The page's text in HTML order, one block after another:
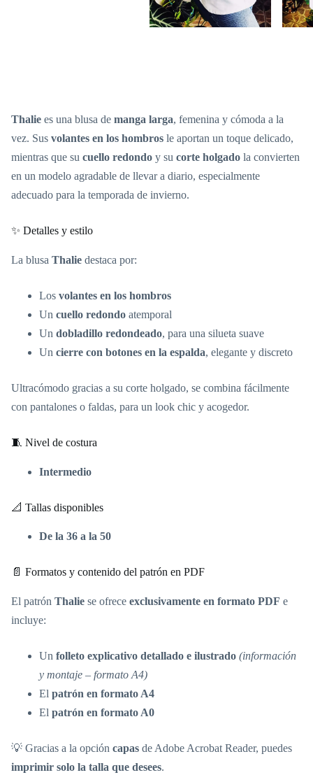
Thalie es una blusa de manga larga, femenina y cómoda a la
vez. Sus volantes en los hombros le aportan un toque delicado,
mientras que su cuello redondo y su corte holgado la convierten
en un modelo agradable de llevar a diario, especialmente
adecuado para la temporada de invierno.
✨ Detalles y estilo
La blusa Thalie destaca por:
Los volantes en los hombros
Un cuello redondo atemporal
Un dobladillo redondeado, para una silueta suave
Un cierre con botones en la espalda, elegante y discreto
Ultracómodo gracias a su corte holgado, se combina fácilmente
con pantalones o faldas, para un look chic y acogedor.
🧵 Nivel de costura
Intermedio
📐 Tallas disponibles
De la 36 a la 50
📄 Formatos y contenido del patrón en PDF
El patrón Thalie se ofrece exclusivamente en formato PDF e
incluye:
Un folleto explicativo detallado e ilustrado (información
y montaje – formato A4)
El patrón en formato A4
El patrón en formato A0
💡 Gracias a la opción capas de Adobe Acrobat Reader, puedes
imprimir solo la talla que desees.